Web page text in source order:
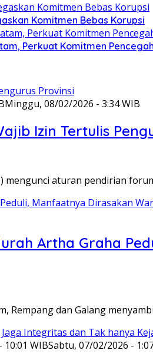
Komitmen Bebas Korupsi
Perkuat Komitmen
Minggu, 08/02/2026 - 3:34 WIB
Izin Tertulis
mengunci aturan pendirian
Artha Graha
Rempang dan Galang
10:01 WIBSabtu, 07/02/2026 -